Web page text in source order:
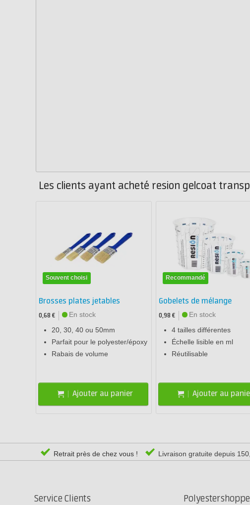
Les clients ayant acheté resion gelcoat
Souvent choisi
Brosses plates jetables
0,68 €
En stock
20, 30, 40 ou 50mm
Parfait pour le polyester/époxy
Rabais de volume
Ajouter au panier
Recommandé
Gobelets de mélange
0,98 €
En stock
4 tailles différentes
Échelle lisible en ml
Réutilisable
Ajouter au
Retrait près de chez vous ! Livraison gratuite depuis
Service Clients